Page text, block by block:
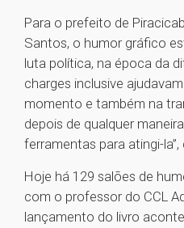
Para o prefeito de
Santos, o humor gráfico
luta política, na época da
charges inclusive
momento e também na
depois de qualquer
ferramentas para atingi-
Hoje há 129 salões de
com o professor do CCL
lançamento do livro